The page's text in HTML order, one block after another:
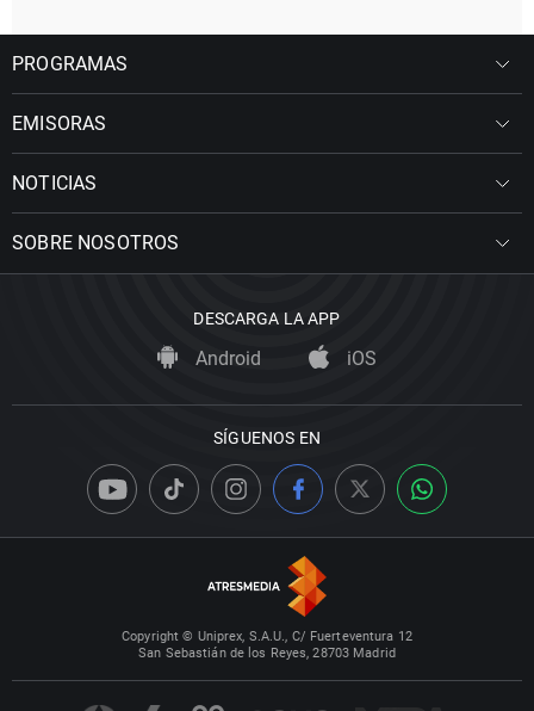
PROGRAMAS
EMISORAS
NOTICIAS
SOBRE NOSOTROS
DESCARGA LA APP
Android iOS
SÍGUENOS EN
Copyright © Uniprex, S.A.U., C/ Fuerteventura 12
San Sebastián de los Reyes, 28703 Madrid